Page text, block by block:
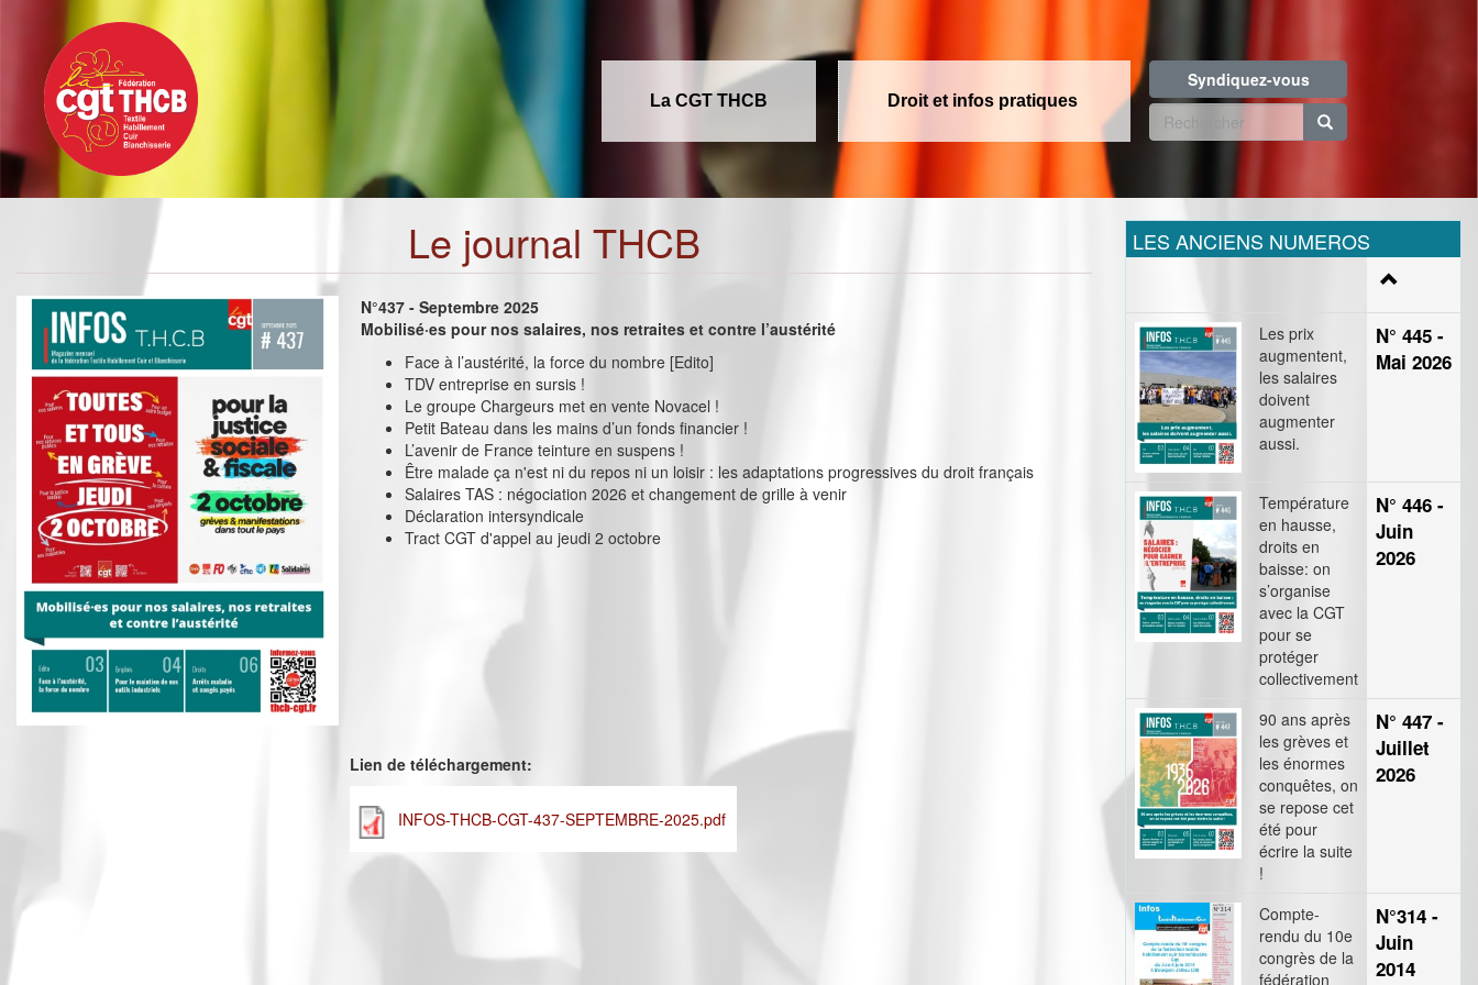
contenu
principal
La CGT THCB Droit et infos pratiques
Syndiquez-vous
Formulaire
recherche
Le journal THCB
N°437 - Septembre 2025
Mobilisé·es pour nos salaires, nos retraites et contre l’austérité
Face à l’austérité, la force du nombre [Edito]
TDV entreprise en sursis !
Le groupe Chargeurs met en vente Novacel !
Petit Bateau dans les mains d’un fonds financier !
L’avenir de France teinture en suspens !
Être malade ça n'est ni du repos ni un loisir : les adaptations progressives du droit français
Salaires TAS : négociation 2026 et changement de grille à venir
Déclaration intersyndicale
Tract CGT d'appel au jeudi 2 octobre
Lien de téléchargement:
INFOS-THCB-CGT-437-SEPTEMBRE-2025.pdf
LES ANCIENS NUMEROS
Les prix
augmentent,
les salaires
doivent
augmenter
aussi.
N° 445 -
Mai 2026
Température
en hausse,
droits en
baisse: on
s’organise
avec la CGT
pour se
protéger
collectivement
N° 446 -
Juin
2026
90 ans après
les grèves et
les énormes
conquêtes, on
se repose cet
été pour
écrire la suite
!
N° 447 -
Juillet
2026
Compte-
rendu du 10e
congrès de la
fédération
N°314 -
Juin
2014